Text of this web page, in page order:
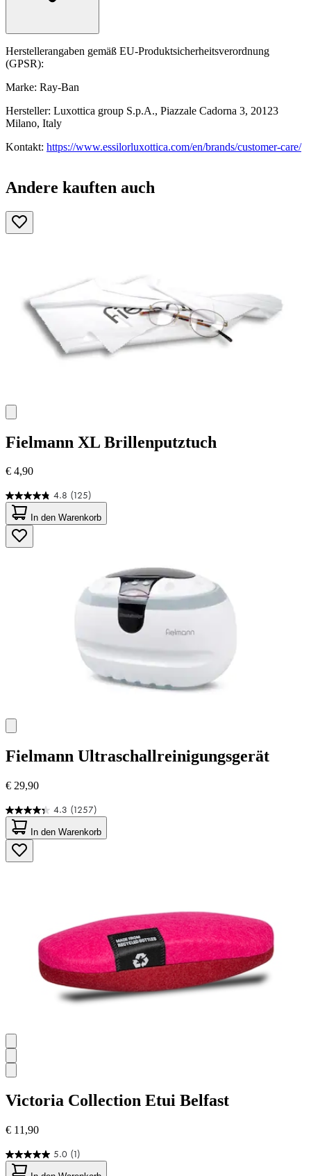
Herstellerangaben gemäß EU-Produktsicherheitsverordnung
(GPSR):
Marke: Ray-Ban
Hersteller: Luxottica group S.p.A., Piazzale Cadorna 3, 20123
Milano, Italy
Kontakt: https://www.essilorluxottica.com/en/brands/customer-care/
Andere kauften auch
Fielmann XL Brillenputztuch
€ 4,90
4.8 (125)
4.8
von
5
Sternen.
125
In den Warenkorb
Fielmann Ultraschallreinigungsgerät
€ 29,90
4.3 (1257)
4.3
von
5
Sternen.
1257
In den Warenkorb
Victoria Collection Etui Belfast
€ 11,90
5.0 (1)
5.0
von